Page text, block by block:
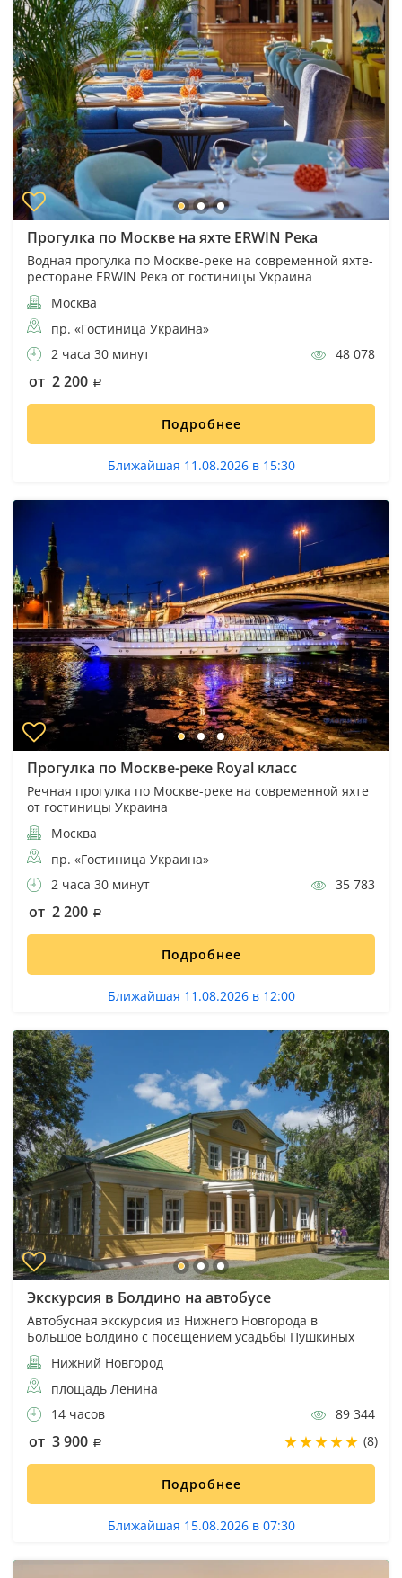
Прогулка по Москве на яхте ERWIN Река
Водная прогулка по Москве-реке на современной яхте-
ресторане ERWIN Река от гостиницы Украина
Москва
пр. «Гостиница Украина»
2 часа 30 минут
48 078
от 2 200
Подробнее
Ближайшая 11.08.2026 в 15:30
Прогулка по Москве-реке Royal класс
Речная прогулка по Москве-реке на современной яхте
от гостиницы Украина
Москва
пр. «Гостиница Украина»
2 часа 30 минут
35 783
от 2 200
Подробнее
Ближайшая 11.08.2026 в 12:00
Экскурсия в Болдино на автобусе
Автобусная экскурсия из Нижнего Новгорода в
Большое Болдино с посещением усадьбы Пушкиных
Нижний Новгород
площадь Ленина
14 часов
89 344
от 3 900 (8)
Подробнее
Ближайшая 15.08.2026 в 07:30